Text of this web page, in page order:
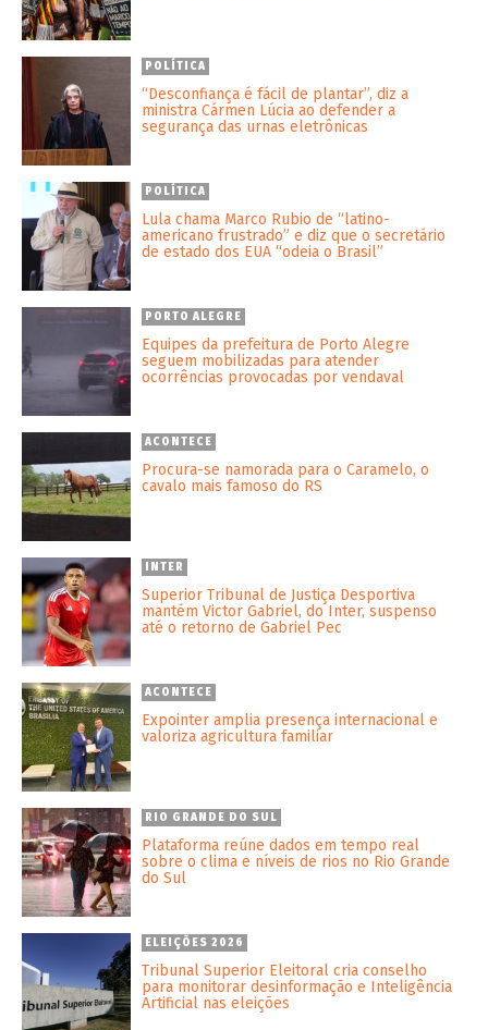
POLÍTICA
“Desconfiança é fácil de plantar”, diz a
ministra Cármen Lúcia ao defender a
segurança das urnas eletrônicas
POLÍTICA
Lula chama Marco Rubio de “latino-
americano frustrado” e diz que o secretário
de estado dos EUA “odeia o Brasil”
PORTO ALEGRE
Equipes da prefeitura de Porto Alegre
seguem mobilizadas para atender
ocorrências provocadas por vendaval
ACONTECE
Procura-se namorada para o Caramelo, o
cavalo mais famoso do RS
INTER
Superior Tribunal de Justiça Desportiva
mantém Victor Gabriel, do Inter, suspenso
até o retorno de Gabriel Pec
ACONTECE
Expointer amplia presença internacional e
valoriza agricultura familiar
RIO GRANDE DO SUL
Plataforma reúne dados em tempo real
sobre o clima e níveis de rios no Rio Grande
do Sul
ELEIÇÕES 2026
Tribunal Superior Eleitoral cria conselho
para monitorar desinformação e Inteligência
Artificial nas eleições